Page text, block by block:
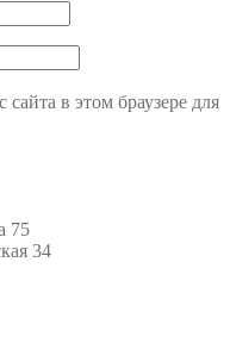
в этом браузере для
75
34